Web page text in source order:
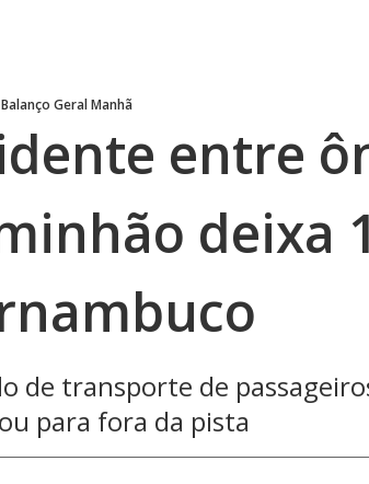
Balanço Geral Manhã
entre
deixa
de transporte de
para fora da pista